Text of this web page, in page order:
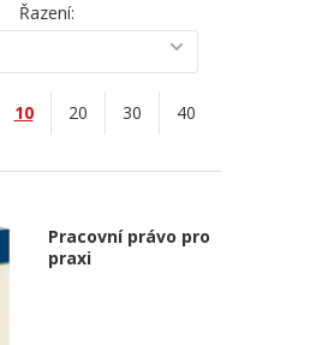
Řazení:
10 20 30 40
Pracovní právo pro
praxi